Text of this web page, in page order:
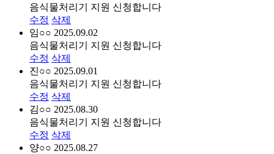
음식물처리기 지원 신청합니다
수정 삭제
임○○ 2025.09.02
음식물처리기 지원 신청합니다
수정 삭제
진○○ 2025.09.01
음식물처리기 지원 신청합니다
수정 삭제
김○○ 2025.08.30
음식물처리기 지원 신청합니다
수정 삭제
양○○ 2025.08.27